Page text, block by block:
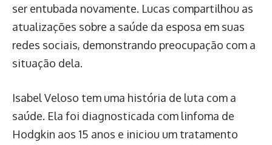
ser entubada novamente. Lucas compartilhou as
atualizações sobre a saúde da esposa em suas
redes sociais, demonstrando preocupação com a
situação dela.
Isabel Veloso tem uma história de luta com a
saúde. Ela foi diagnosticada com linfoma de
Hodgkin aos 15 anos e iniciou um tratamento